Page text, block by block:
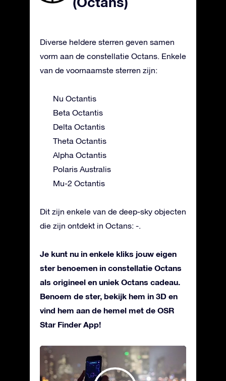
Diverse heldere sterren geven samen
vorm aan de constellatie Octans. Enkele
van de voornaamste sterren zijn:
Nu Octantis
Beta Octantis
Delta Octantis
Theta Octantis
Alpha Octantis
Polaris Australis
Mu-2 Octantis
Dit zijn enkele van de deep-sky objecten
die zijn ontdekt in Octans: -.
Je kunt nu in enkele kliks jouw eigen
ster benoemen in constellatie Octans
als origineel en uniek Octans cadeau.
Benoem de ster, bekijk hem in 3D en
vind hem aan de hemel met de OSR
Star Finder App!